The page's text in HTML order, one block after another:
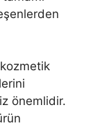
önemlidir.